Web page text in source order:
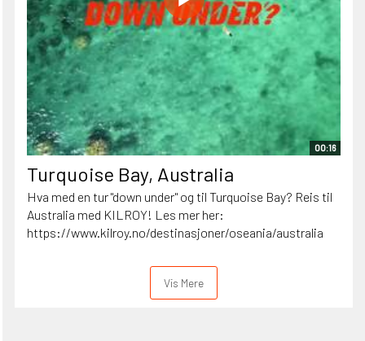
00:16
Turquoise Bay, Australia
Hva med en tur "down under" og til Turquoise Bay? Reis til
Australia med KILROY! Les mer her:
https://www.kilroy.no/destinasjoner/oseania/australia
Vis Mere